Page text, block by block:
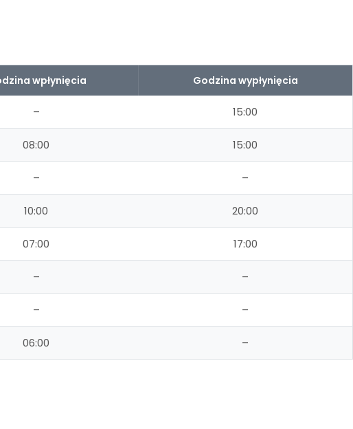
wpłynięcia Godzina wypłynięcia
– 15:00
08:00 15:00
– –
10:00 20:00
07:00 17:00
– –
– –
06:00 –